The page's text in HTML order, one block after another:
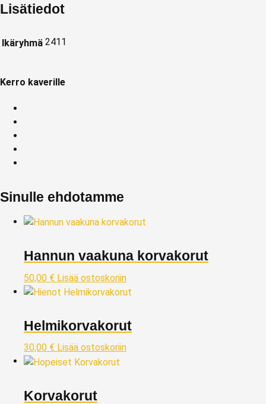
Lisätiedot
Ikäryhmä 2411
Kerro kaverille
Sinulle ehdotamme
Hannun vaakuna korvakorut
50,00 € Lisää ostoskoriin
Helmikorvakorut
30,00 € Lisää ostoskoriin
Korvakorut